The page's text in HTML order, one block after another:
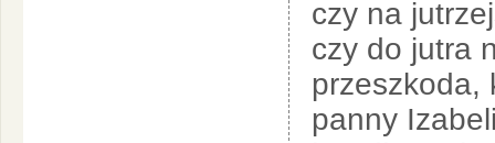
czy na
czy do jutra
przeszkoda,
panny